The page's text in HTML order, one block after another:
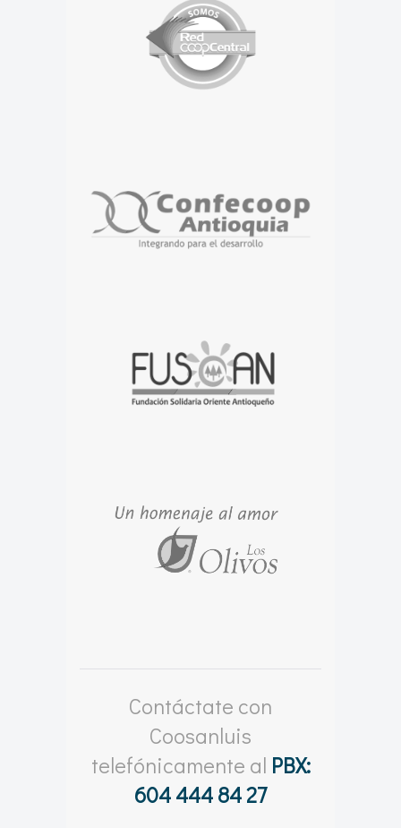
Contáctate con
Coosanluis
telefónicamente al PBX:
604 444 84 27